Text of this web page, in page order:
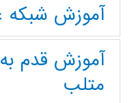
آموزش شبکه
آموزش قدم به
متلب